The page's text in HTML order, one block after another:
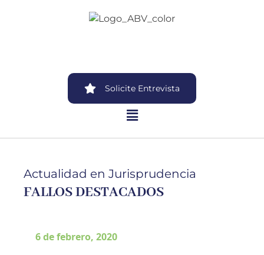
Solicite Entrevista
Actualidad en Jurisprudencia
FALLOS DESTACADOS
6 de febrero, 2020